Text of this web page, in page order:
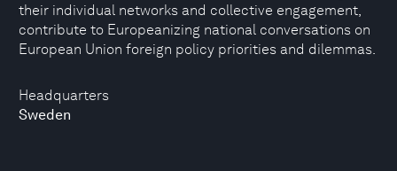
Headquarters
Sweden
their individual networks and collective engagement,
contribute to Europeanizing national conversations on
European Union foreign policy priorities and dilemmas.